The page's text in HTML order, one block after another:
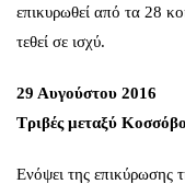
επικυρωθεί από τα 28
τεθεί σε ισχύ.
29 Αυγούστου 2016
Τριβές μεταξύ
Ενόψει της επικύρωσης